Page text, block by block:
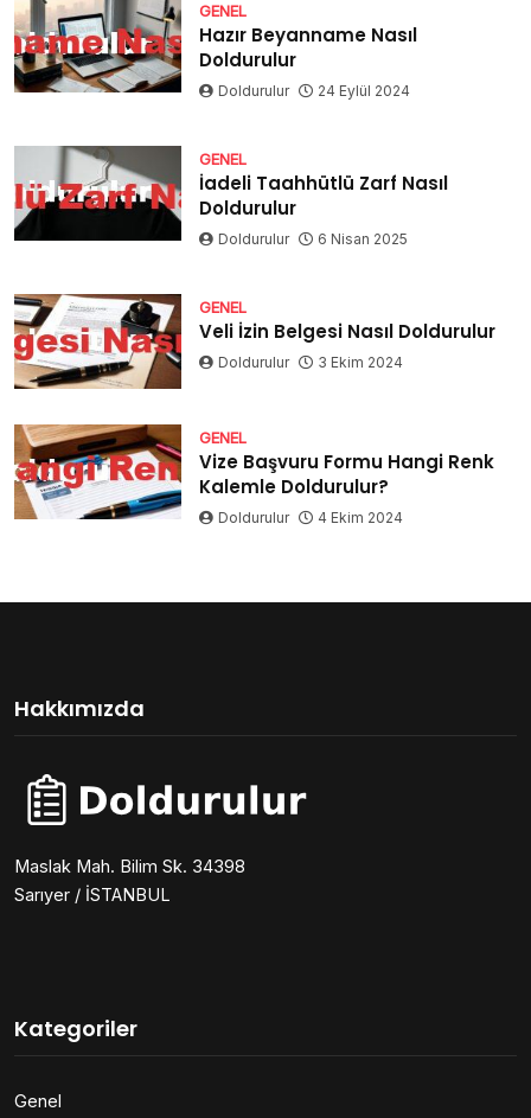
GENEL
Hazır Beyanname Nasıl
Doldurulur
Doldurulur 24 Eylül 2024
GENEL
İadeli Taahhütlü Zarf Nasıl
Doldurulur
Doldurulur 6 Nisan 2025
GENEL
Veli İzin Belgesi Nasıl Doldurulur
Doldurulur 3 Ekim 2024
GENEL
Vize Başvuru Formu Hangi Renk
Kalemle Doldurulur?
Doldurulur 4 Ekim 2024
Hakkımızda
Maslak Mah. Bilim Sk. 34398
Sarıyer / İSTANBUL
Kategoriler
Genel